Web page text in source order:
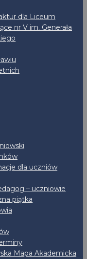
dla Liceum
nr V im. Generała
dla uczniów
– uczniowie
piątka
Mapa Akademicka